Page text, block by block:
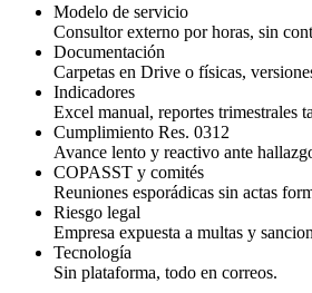
Modelo de servicio
Consultor externo por horas, sin
Documentación
Carpetas en Drive o físicas,
Indicadores
Excel manual, reportes trimestrales
Cumplimiento Res. 0312
Avance lento y reactivo ante
COPASST y comités
Reuniones esporádicas sin actas
Riesgo legal
Empresa expuesta a multas y
Tecnología
Sin plataforma, todo en correos.